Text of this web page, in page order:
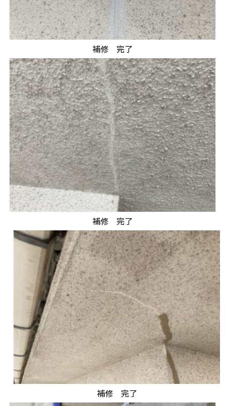
補修 完了
補修 完了
補修 完了